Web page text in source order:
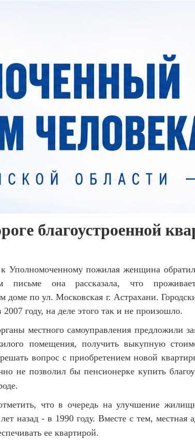
благоустроенной
пожилая женщина
письме она рассказала, что
доме по ул. Московская г. Астрахани.
2007 году, на деле этого так и не произошло.
местного самоуправления предложили
помещения, получить выкупную
решать вопрос с приобретением новой
не позволил бы пенсионерке купить
что в очередь на улучшение
назад - в 1990 году. Вместе с тем, местная
ее квартирой.